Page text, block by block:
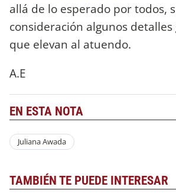
allá de lo esperado por todos,
consideración algunos
que elevan al atuendo.
A.E
EN ESTA NOTA
Juliana Awada
TAMBIÉN TE PUEDE INTERESAR